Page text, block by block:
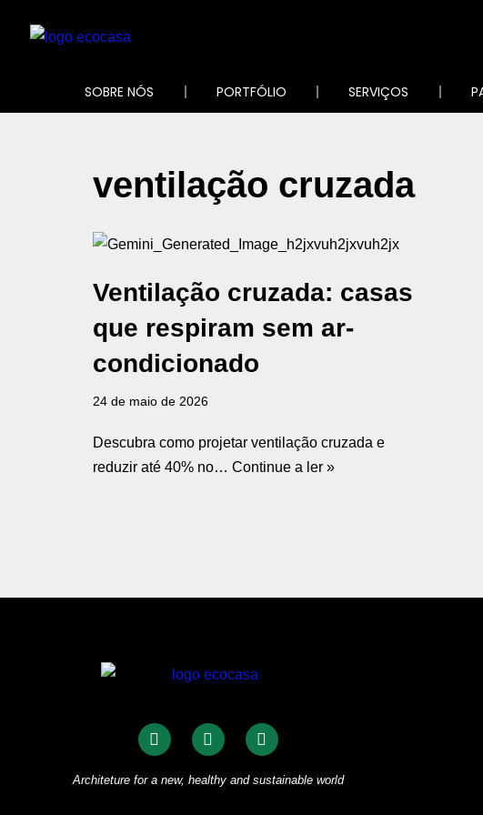
SOBRE NÓS PORTFÓLIO SERVIÇOS
ventilação cruzada
Ventilação cruzada: casas
que respiram sem ar-
condicionado
24 de maio de 2026
Descubra como projetar ventilação cruzada e
reduzir até 40% no… Continue a ler »
Architeture for a new, healthy and sustainable world